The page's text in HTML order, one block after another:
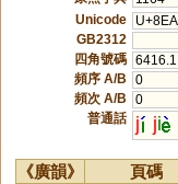
Unicode
GB2312
四角號碼 6416.1
頻序 A/B
0
頻次 A/B
0
普通話
j ji
《廣韻》 頁碼